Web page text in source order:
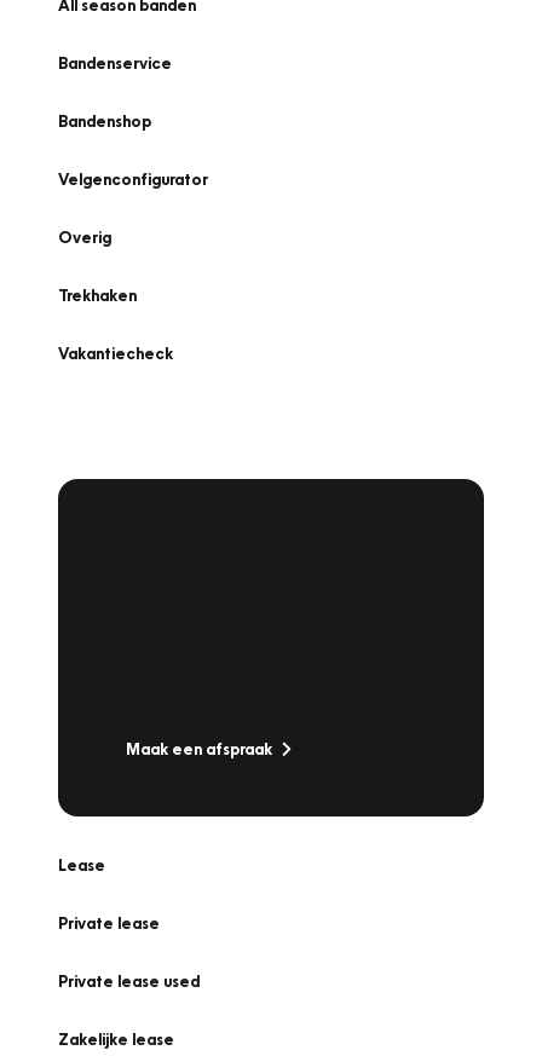
All season banden
Bandenservice
Bandenshop
Velgenconfigurator
Overig
Trekhaken
Vakantiecheck
Maak een afspraak
Lease
Private lease
Private lease used
Zakelijke lease